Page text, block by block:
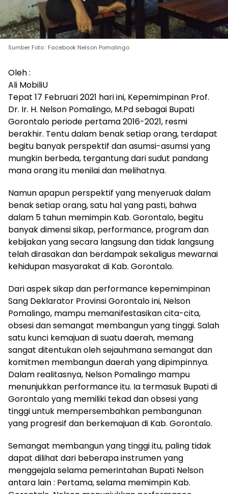
Sumber Foto : Facebook Nelson Pomalingo
Oleh :
Ali MobiliU
Tepat 17 Februari 2021 hari ini, Kepemimpinan Prof.
Dr. Ir. H. Nelson Pomalingo, M.Pd sebagai Bupati
Gorontalo periode pertama 2016-2021, resmi
berakhir. Tentu dalam benak setiap orang, terdapat
begitu banyak perspektif dan asumsi-asumsi yang
mungkin berbeda, tergantung dari sudut pandang
mana orang itu menilai dan melihatnya.
Namun apapun perspektif yang menyeruak dalam
benak setiap orang, satu hal yang pasti, bahwa
dalam 5 tahun memimpin Kab. Gorontalo, begitu
banyak dimensi sikap, performance, program dan
kebijakan yang secara langsung dan tidak langsung
telah dirasakan dan berdampak sekaligus mewarnai
kehidupan masyarakat di Kab. Gorontalo.
Dari aspek sikap dan performance kepemimpinan
Sang Deklarator Provinsi Gorontalo ini, Nelson
Pomalingo, mampu memanifestasikan cita-cita,
obsesi dan semangat membangun yang tinggi. Salah
satu kunci kemajuan di suatu daerah, memang
sangat ditentukan oleh sejauhmana semangat dan
komitmen membangun daerah yang dipimpinnya.
Dalam realitasnya, Nelson Pomalingo mampu
menunjukkan performance itu. Ia termasuk Bupati di
Gorontalo yang memiliki tekad dan obsesi yang
tinggi untuk mempersembahkan pembangunan
yang progresif dan berkemajuan di Kab. Gorontalo.
Semangat membangun yang tinggi itu, paling tidak
dapat dilihat dari beberapa instrumen yang
menggejala selama pemerintahan Bupati Nelson
antara lain : Pertama, selama memimpin Kab.